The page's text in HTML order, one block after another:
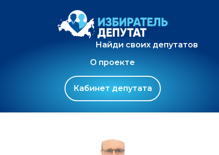
Найди своих депутатов
О проекте
Кабинет депутата